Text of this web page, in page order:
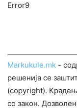
Error9
Markukule.mk -
решенија се
(copyright).
со закон.